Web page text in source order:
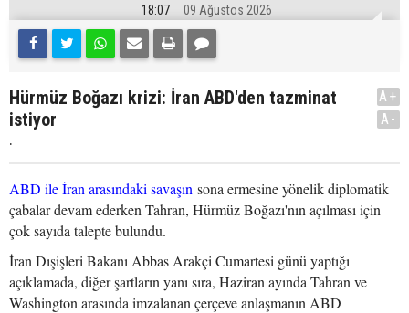
18:07 09 Ağustos 2026
Hürmüz Boğazı krizi: İran ABD'den tazminat
istiyor
.
A+
A-
ABD ile İran arasındaki savaşın sona ermesine yönelik diplomatik
çabalar devam ederken Tahran, Hürmüz Boğazı'nın açılması için
çok sayıda talepte bulundu.
İran Dışişleri Bakanı Abbas Arakçi Cumartesi günü yaptığı
açıklamada, diğer şartların yanı sıra, Haziran ayında Tahran ve
Washington arasında imzalanan çerçeve anlaşmanın ABD